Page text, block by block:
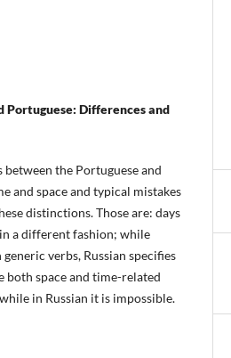
Portuguese: Differences and
the Portuguese and
and space and typical mistakes
distinctions. Those are: days
a different fashion; while
verbs, Russian specifies
space and time-related
in Russian it is impossible.